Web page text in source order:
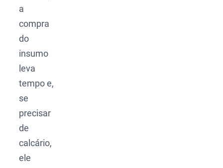
a
compra
do
insumo
leva
tempo e,
se
precisar
de
calcário,
ele